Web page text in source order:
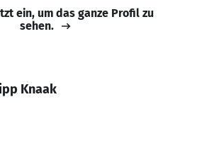
ein, um das ganze Profil zu
sehen.
Knaak